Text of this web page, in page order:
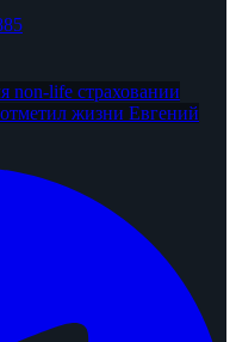
non-life страховании
жизни Евгений